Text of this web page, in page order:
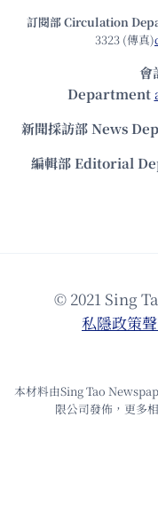
訂閱部 Circulation
3323 (傳真)
會
Department
新聞採訪部 News
編輯部 Editorial
© 2021 Sing
私隱政策
本材料由Sing Tao
限公司發佈，更多